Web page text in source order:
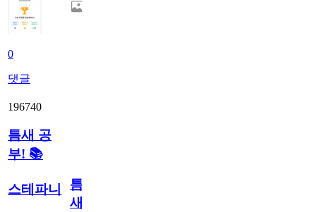
0
댓글
196740
틈새 공
부! 📚
스테파니
틈
새